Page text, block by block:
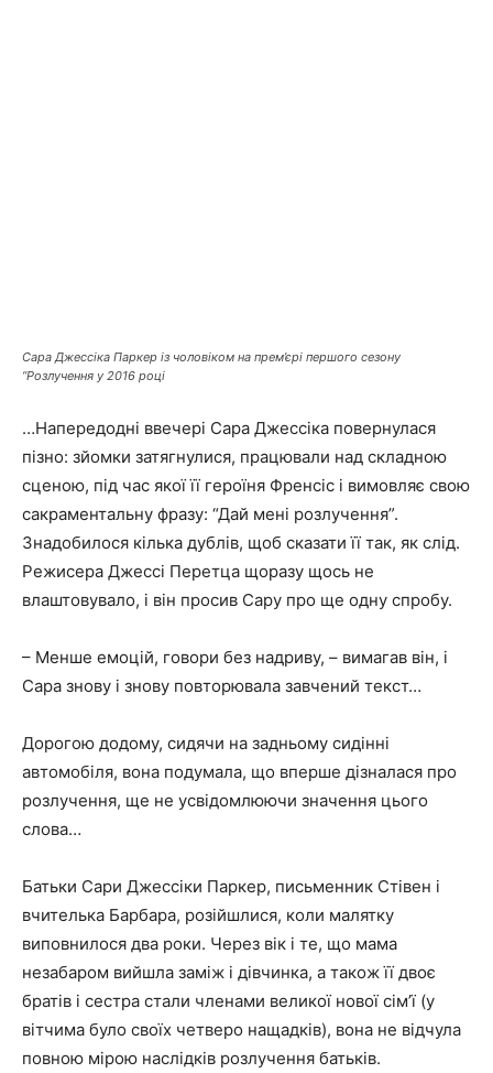
Сара Джессіка Паркер із чоловіком на прем’єрі першого сезону
“Розлучення у 2016 році
…Напередодні ввечері Сара Джессіка повернулася
пізно: зйомки затягнулися, працювали над складною
сценою, під час якої її героїня Френсіс і вимовляє свою
сакраментальну фразу: “Дай мені розлучення”.
Знадобилося кілька дублів, щоб сказати її так, як слід.
Режисера Джессі Перетца щоразу щось не
влаштовувало, і він просив Сару про ще одну спробу.
– Менше емоцій, говори без надриву, – вимагав він, і
Сара знову і знову повторювала завчений текст…
Дорогою додому, сидячи на задньому сидінні
автомобіля, вона подумала, що вперше дізналася про
розлучення, ще не усвідомлюючи значення цього
слова…
Батьки Сари Джессіки Паркер, письменник Стівен і
вчителька Барбара, розійшлися, коли малятку
виповнилося два роки. Через вік і те, що мама
незабаром вийшла заміж і дівчинка, а також її двоє
братів і сестра стали членами великої нової сім’ї (у
вітчима було своїх четверо нащадків), вона не відчула
повною мірою наслідків розлучення батьків.